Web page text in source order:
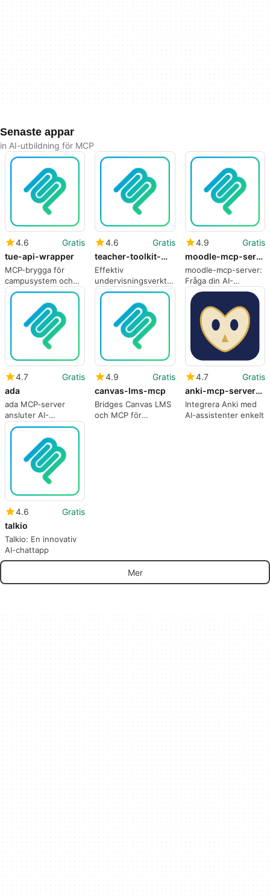
Senaste appar
in AI-utbildning för MCP
4.6
Gratis
tue-api-wrapper
MCP-brygga för
campusystem och
AI-assistenter vid
4.6
Gratis
teacher-toolkit-mcp
Effektiv
undervisningsverktyg
för lärare
4.9
Gratis
moodle-mcp-server
moodle-mcp-server:
Fråga din AI-
assistent om
Moodle-kurser och
betyg
4.7
Gratis
ada
ada MCP-server
ansluter AI-
assistenter till Ada
4.9
Gratis
canvas-lms-mcp
Bridges Canvas LMS
och MCP för
4.7
Gratis
anki-mcp-server-addon
Integrera Anki med
AI-assistenter enkelt
4.6
Gratis
talkio
Talkio: En innovativ
AI-chattapp
Mer